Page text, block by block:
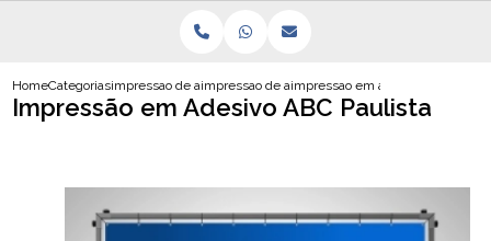
HomeCategoriasimpressao de adesivosimpressao de adesivos personalizados
impressao em adesivo abc
Impressão em Adesivo ABC Paulista